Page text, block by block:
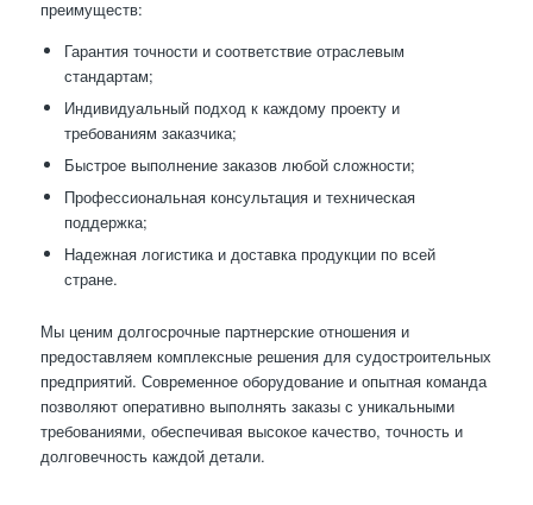
преимуществ:
Гарантия точности и соответствие отраслевым
стандартам;
Индивидуальный подход к каждому проекту и
требованиям заказчика;
Быстрое выполнение заказов любой сложности;
Профессиональная консультация и техническая
поддержка;
Надежная логистика и доставка продукции по всей
стране.
Мы ценим долгосрочные партнерские отношения и
предоставляем комплексные решения для судостроительных
предприятий. Современное оборудование и опытная команда
позволяют оперативно выполнять заказы с уникальными
требованиями, обеспечивая высокое качество, точность и
долговечность каждой детали.